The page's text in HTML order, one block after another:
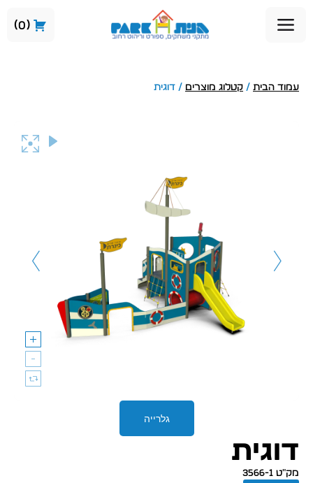
0
עמוד הבית / קטלוג מוצרים / דוגית
דוגית
מק״ט 3566-1
גלרייה